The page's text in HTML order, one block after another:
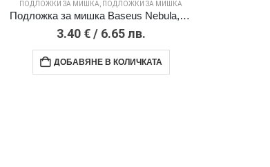
ПОДЛОЖКИ ЗА МИШКА ПОДЛОЖКИ ЗА МИШКА
Подложка за мишка Baseus Nebula, 260 мм x 210 мм, розова B01055504411-00
3.40 €/ 6.65 лв.
ДОБАВЯНЕ В КОЛИЧКАТА